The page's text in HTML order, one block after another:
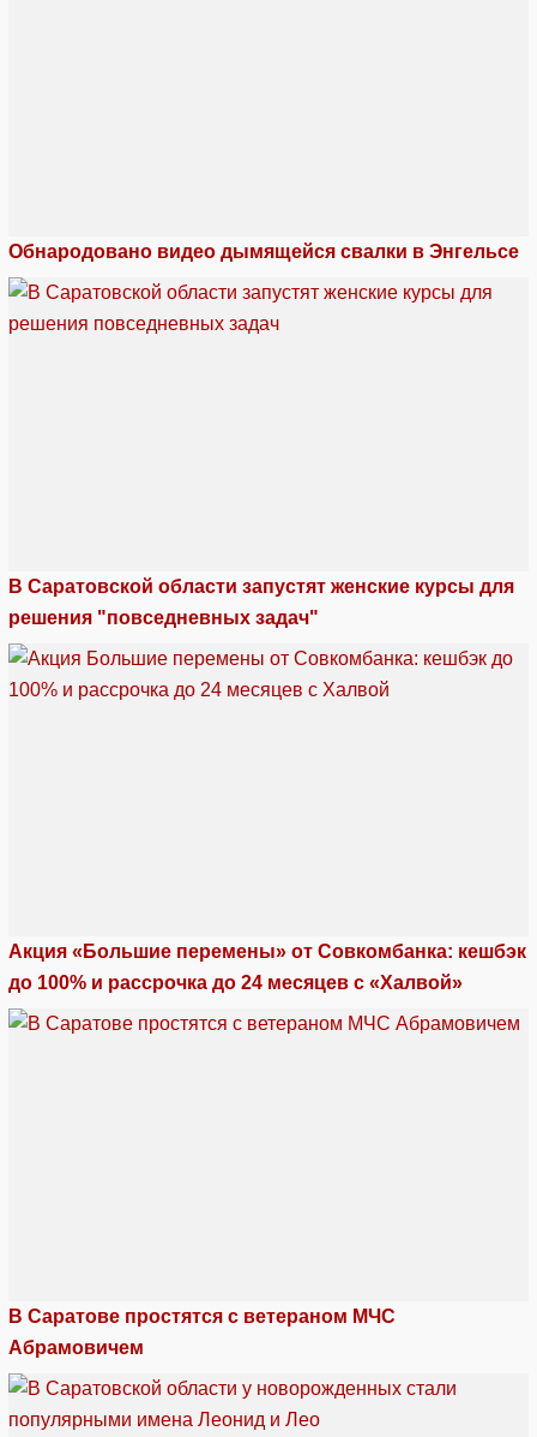
Обнародовано видео дымящейся свалки в Энгельсе
В Саратовской области запустят женские курсы для
решения "повседневных задач"
Акция «Большие перемены» от Совкомбанка: кешбэк
до 100% и рассрочка до 24 месяцев с «Халвой»
В Саратове простятся с ветераном МЧС
Абрамовичем